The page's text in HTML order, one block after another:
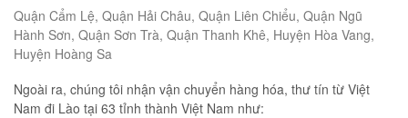
Quận Cẩm Lệ, Quận Hải Châu, Quận Liên Chiểu, Quận Ngũ
Hành Sơn, Quận Sơn Trà, Quận Thanh Khê, Huyện Hòa Vang,
Huyện Hoàng Sa
Ngoài ra, chúng tôi nhận vận chuyển hàng hóa, thư tín từ Việt
Nam đi Lào tại 63 tỉnh thành Việt Nam như: